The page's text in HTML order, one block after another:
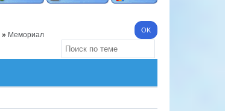
» Мемориал